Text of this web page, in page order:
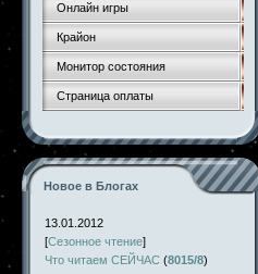
Онлайн игры
Крайон
Монитор состояния
Страница оплаты
Новое в Блогах
13.01.2012
[Сезонное чтение]
Что читаем СЕЙЧАС (8015/8)